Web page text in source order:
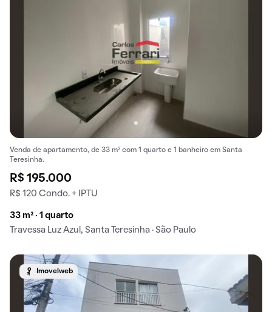
Venda de apartamento, de 33 m² com 1 quarto e 1 banheiro em Santa
Teresinha.
R$ 195.000
R$ 120 Condo. + IPTU
33 m² · 1 quarto
Travessa Luz Azul, Santa Teresinha · São Paulo
Imovelweb